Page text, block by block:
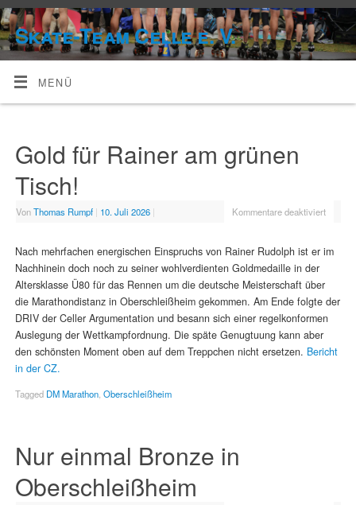
Skate-Team Celle e. V.
MENÜ
Gold für Rainer am grünen
Tisch!
VonThomas Rumpf | 10. Juli 2026 | Kommentare deaktiviert
Nach mehrfachen energischen Einspruchs von Rainer Rudolph ist er im
Nachhinein doch noch zu seiner wohlverdienten Goldmedaille in der
Altersklasse Ü80 für das Rennen um die deutsche Meisterschaft über
die Marathondistanz in Oberschleißheim gekommen. Am Ende folgte der
DRIV der Celler Argumentation und besann sich einer regelkonformen
Auslegung der Wettkampfordnung. Die späte Genugtuung kann aber
den schönsten Moment oben auf dem Treppchen nicht ersetzen. Bericht
in der CZ.
Tagged DM Marathon, Oberschleißheim
Nur einmal Bronze in
Oberschleißheim